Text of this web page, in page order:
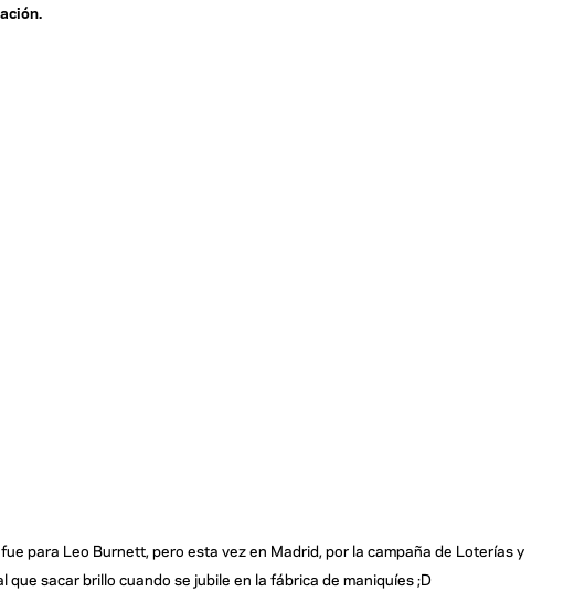
para Leo Burnett, pero esta vez en Madrid, por la campaña de Loterías y
sacar brillo cuando se jubile en la fábrica de maniquíes ;D